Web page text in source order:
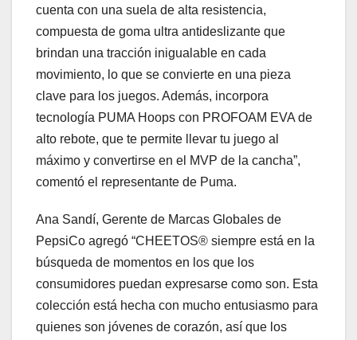
cuenta con una suela de alta resistencia,
compuesta de goma ultra antideslizante que
brindan una tracción inigualable en cada
movimiento, lo que se convierte en una pieza
clave para los juegos. Además, incorpora
tecnología PUMA Hoops con PROFOAM EVA de
alto rebote, que te permite llevar tu juego al
máximo y convertirse en el MVP de la cancha”,
comentó el representante de Puma.
Ana Sandí, Gerente de Marcas Globales de
PepsiCo agregó “CHEETOS® siempre está en la
búsqueda de momentos en los que los
consumidores puedan expresarse como son. Esta
colección está hecha con mucho entusiasmo para
quienes son jóvenes de corazón, así que los